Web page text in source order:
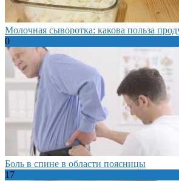
Молочная сыворотка: какова польза
0
Боль в спине в области поясницы
17